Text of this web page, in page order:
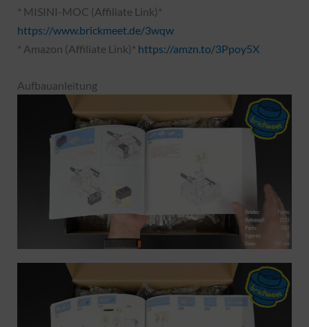
* MISINI-MOC (Affiliate Link)*
https://www.brickmeet.de/3wqw
* Amazon (Affiliate Link)* https://amzn.to/3Ppoy5X
Aufbauanleitung